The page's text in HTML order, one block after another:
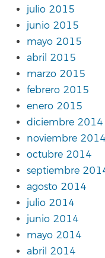
julio 2015
junio 2015
mayo 2015
abril 2015
marzo 2015
febrero 2015
enero 2015
diciembre 2014
noviembre 2014
octubre 2014
septiembre
agosto 2014
julio 2014
junio 2014
mayo 2014
abril 2014